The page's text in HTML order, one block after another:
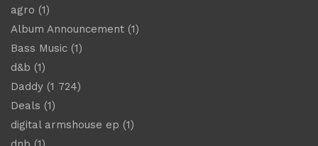
agro (1)
Album Announcement (1)
Bass Music (1)
d&b (1)
Daddy (1 724)
Deals (1)
digital armshouse ep (1)